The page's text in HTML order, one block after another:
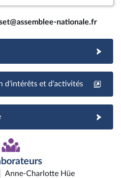
nationale.fr
d'intérêts et d'activités
Anne-Charlotte Hüe